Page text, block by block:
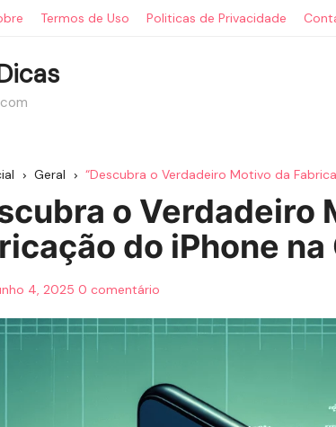
Termos de Uso Politicas de Privacidade
Geral “Descubra o Verdadeiro Motivo da
o Verdadeiro
do iPhone na
4, 2025 0 comentário